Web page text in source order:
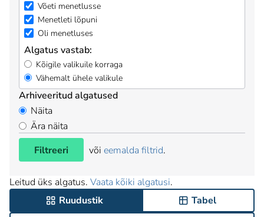
Võeti menetlusse
Menetleti lõpuni
Oli menetluses
Algatus vastab:
Kõigile valikuile korraga
Vähemalt ühele valikule
Arhiveeritud algatused
Näita
Ära näita
Filtreeri
või eemalda filtrid.
Leitud üks algatus. Vaata kõiki algatusi.
Ruudustik
Tabel